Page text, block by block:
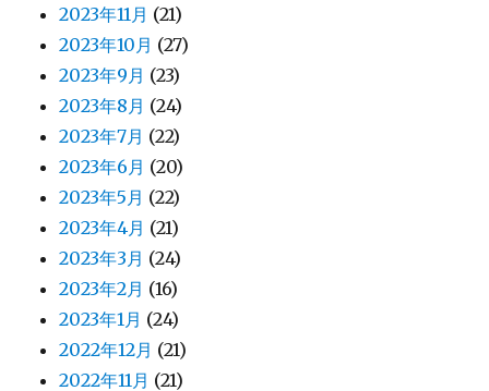
2023年11月 (21)
2023年10月 (27)
2023年9月 (23)
2023年8月 (24)
2023年7月 (22)
2023年6月 (20)
2023年5月 (22)
2023年4月 (21)
2023年3月 (24)
2023年2月 (16)
2023年1月 (24)
2022年12月 (21)
2022年11月 (21)